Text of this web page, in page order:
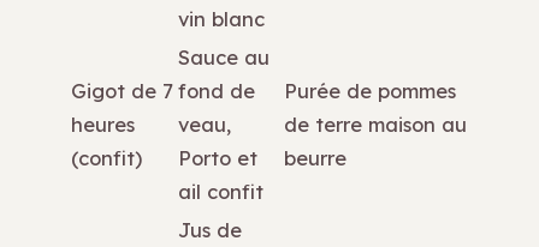
vin blanc
Gigot de 7
heures
(confit)
Sauce au
fond de
veau,
Porto et
ail confit
Purée de pommes
de terre maison au
beurre
Jus de